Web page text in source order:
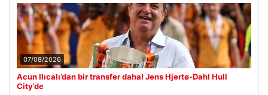
07/08/2026
Acun Ilıcalı’dan bir transfer daha! Jens Hjertø-Dahl Hull
City’de